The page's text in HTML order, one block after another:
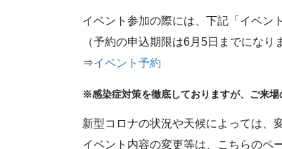
イベント参加の際には、下記「イベン
（予約の申込期限は6月5日までになり
⇒イベント予約
※感染症対策を徹底しておりますが、ご来場
新型コロナの状況や天候によっては、
イベント内容の変更等は、こちらのペ